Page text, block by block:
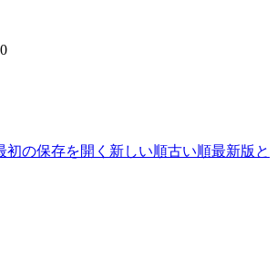
初の保存を開く 新しい順古い順最新版と